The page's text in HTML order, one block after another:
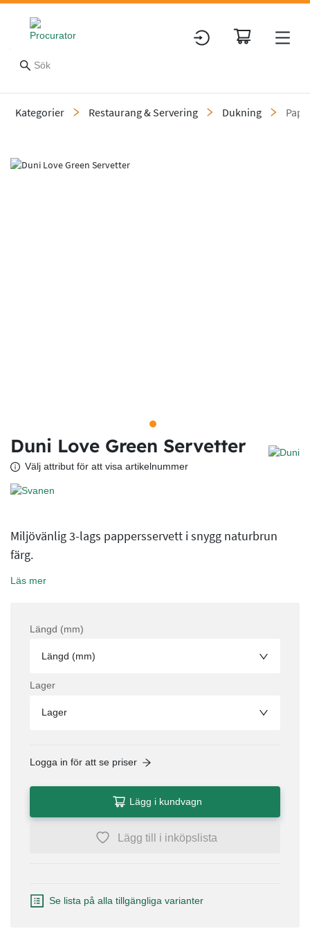
Kategorier Restaurang & Servering Dukning
Slide 1 of 1
Duni Love Green Servetter
Välj attribut för att visa artikelnummer
Miljövänlig 3-lags pappersservett i snygg naturbrun
färg.
Läs mer
Längd (mm)
Längd (mm)
Lager
Lager
Logga in för att se priser
Lägg i kundvagn
Lägg till i inköpslista
Se lista på alla tillgängliga varianter